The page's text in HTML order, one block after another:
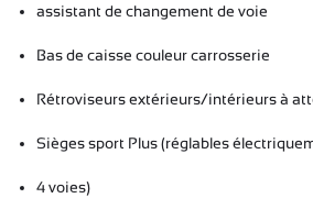
assistant de changement de voie
Bas de caisse couleur carrosserie
Rétroviseurs extérieurs/intérieurs à
Sièges sport Plus (réglables
4 voies)